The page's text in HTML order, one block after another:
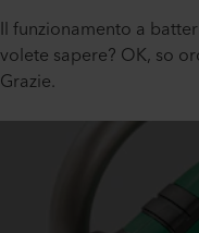
Il funzionamento a
volete sapere? OK, so
Grazie.